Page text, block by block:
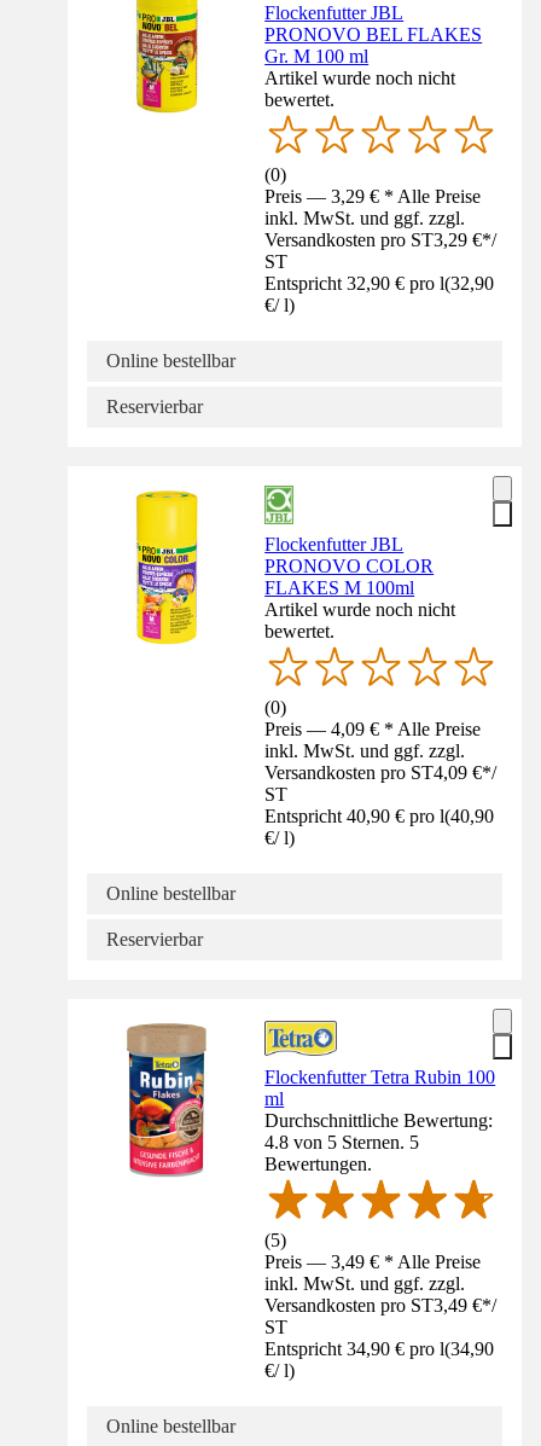
Flockenfutter JBL
PRONOVO BEL FLAKES
Gr. M 100 ml
Artikel wurde noch nicht
bewertet.
(0)
Preis — 3,29 € * Alle Preise
inkl. MwSt. und ggf. zzgl.
Versandkosten pro ST3,29 €*/
ST
Entspricht 32,90 € pro l(32,90
€/ l)
Online bestellbar
Reservierbar
Flockenfutter JBL
PRONOVO COLOR
FLAKES M 100ml
Artikel wurde noch nicht
bewertet.
(0)
Preis — 4,09 € * Alle Preise
inkl. MwSt. und ggf. zzgl.
Versandkosten pro ST4,09 €*/
ST
Entspricht 40,90 € pro l(40,90
€/ l)
Online bestellbar
Reservierbar
Flockenfutter Tetra Rubin 100
ml
Durchschnittliche Bewertung:
4.8 von 5 Sternen. 5
Bewertungen.
(5)
Preis — 3,49 € * Alle Preise
inkl. MwSt. und ggf. zzgl.
Versandkosten pro ST3,49 €*/
ST
Entspricht 34,90 € pro l(34,90
€/ l)
Online bestellbar